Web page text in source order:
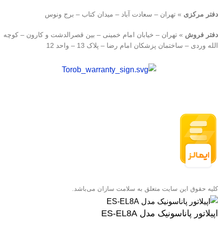
دفتر مرکزی » تهران – سعادت آباد – میدان کتاب – برج ونوس
دفتر فروش » تهران – خیابان امام خمینی – بین قصرالدشت و کارون – کوچه
الله وردی – ساختمان پزشکان امام رضا – پلاک 13 – واحد 12
کلیه حقوق این سایت متعلق به سلامت سازان می‌باشد.
اپیلاتور پاناسونیک مدل ES-EL8A